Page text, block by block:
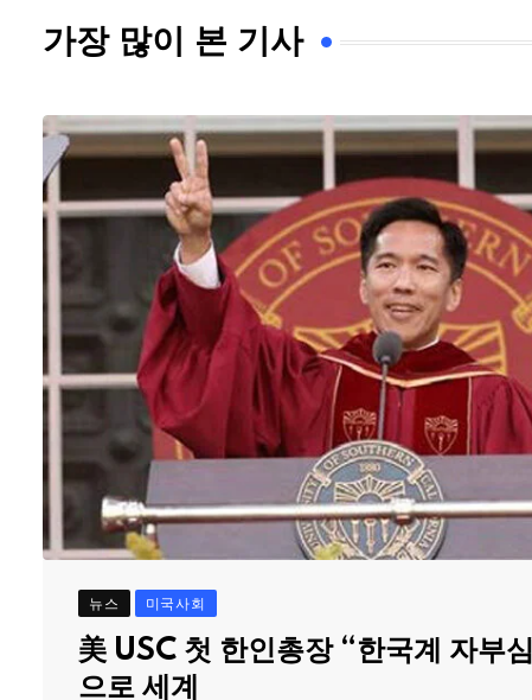
가장 많이 본 기사
뉴스 미국사회
美 USC 첫 한인총장 “한국계 자부심
으로 세계